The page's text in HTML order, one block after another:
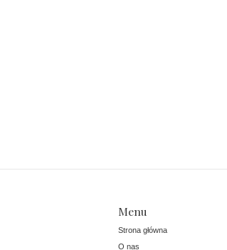
Menu
Strona główna
O nas